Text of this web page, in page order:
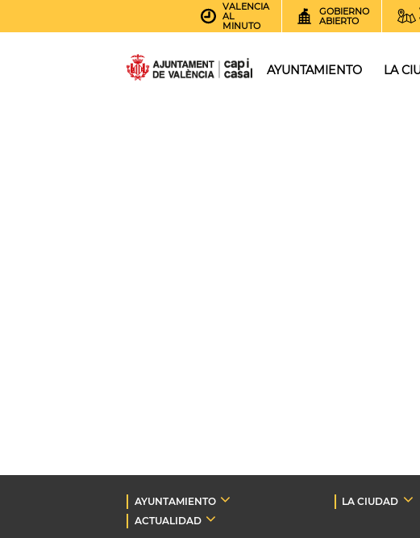
VALENCIA
AL
MINUTO
GOBIERNO
ABIERTO
AYUNTAMIENTO LA
AYUNTAMIENTO LA CIUDAD
ACTUALIDAD